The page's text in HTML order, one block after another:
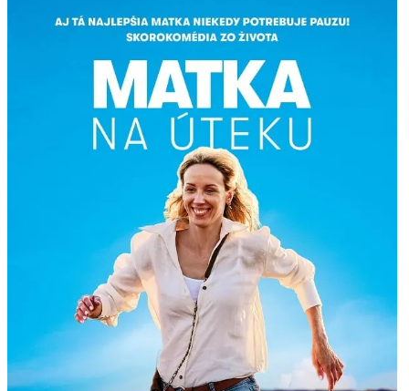
Školstvo
Ekonomika obchod a doprava
Žilinský kraj
Tipy
Výlet
Turistika
Hrady
Výstava
Galéria
Festival
Folklór
Koncert
Ubytovanie
Pobyty
Wellness
Gastro
Kultúra a tradície
Kúpele
Šport a agroturistika